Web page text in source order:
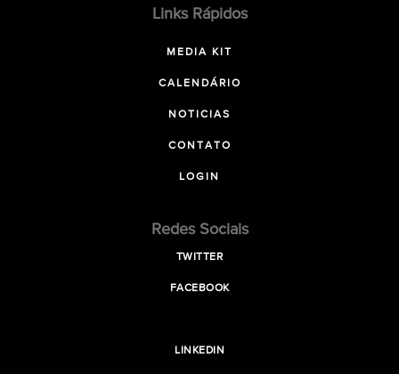
Links Rápidos
MEDIA KIT
CALENDÁRIO
NOTICIAS
CONTATO
LOGIN
Redes Sociais
TWITTER
FACEBOOK
LINKEDIN